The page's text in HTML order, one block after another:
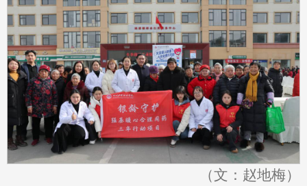
（文：赵地梅）